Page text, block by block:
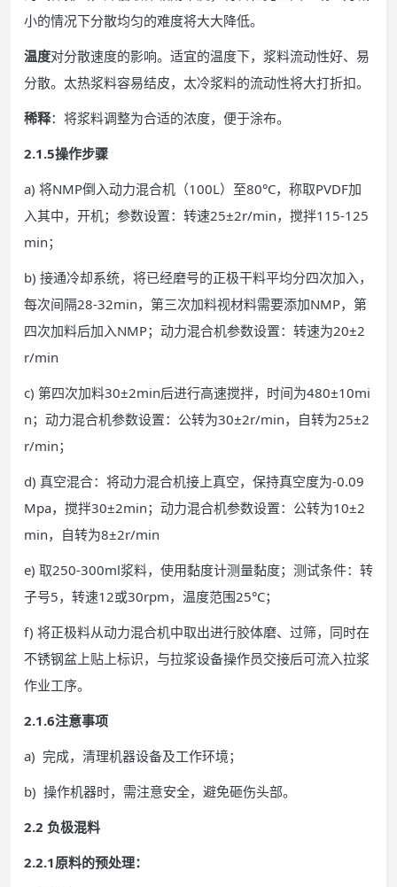
小的情况下分散均匀的难度将大大降低。
温度对分散速度的影响。适宜的温度下，浆料流动性好、易
分散。太热浆料容易结皮，太冷浆料的流动性将大打折扣。
稀释：将浆料调整为合适的浓度，便于涂布。
2.1.5操作步骤
a) 将NMP倒入动力混合机（100L）至80°C，称取PVDF加
入其中，开机；参数设置：转速25±2r/min，搅拌115-125
min；
b) 接通冷却系统，将已经磨号的正极干料平均分四次加入，
每次间隔28-32min，第三次加料视材料需要添加NMP，第
四次加料后加入NMP；动力混合机参数设置：转速为20±2
r/min
c) 第四次加料30±2min后进行高速搅拌，时间为480±10mi
n；动力混合机参数设置：公转为30±2r/min，自转为25±2
r/min；
d) 真空混合：将动力混合机接上真空，保持真空度为-0.09
Mpa，搅拌30±2min；动力混合机参数设置：公转为10±2
min，自转为8±2r/min
e) 取250-300ml浆料，使用黏度计测量黏度；测试条件：转
子号5，转速12或30rpm，温度范围25°C；
f) 将正极料从动力混合机中取出进行胶体磨、过筛，同时在
不锈钢盆上贴上标识，与拉浆设备操作员交接后可流入拉浆
作业工序。
2.1.6注意事项
a) 完成，清理机器设备及工作环境；
b) 操作机器时，需注意安全，避免砸伤头部。
2.2 负极混料
2.2.1原料的预处理：